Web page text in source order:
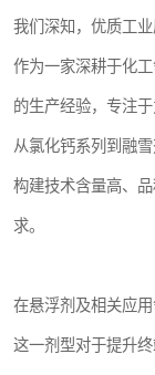
我们深知，优质工
作为一家深耕于化
的生产经验，专注
从氯化钙系列到融
构建技术含量高、
求。
在悬浮剂及相关应
这一剂型对于提升终